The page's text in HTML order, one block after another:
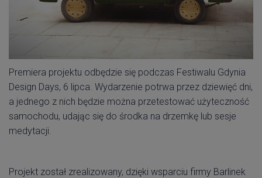
Premiera projektu odbędzie się podczas Festiwalu Gdynia
Design Days, 6 lipca. Wydarzenie potrwa przez dziewięć dni,
a jednego z nich będzie można przetestować użyteczność
samochodu, udając się do środka na drzemkę lub sesje
medytacji.
Projekt został zrealizowany, dzięki wsparciu firmy Barlinek